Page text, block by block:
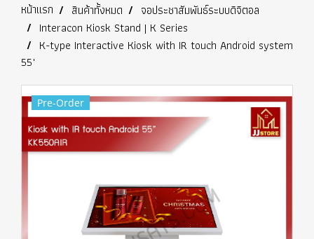
หน้าแรก สินค้าทั้งหมด
จอประชาสัมพันธ์ระบบดิจิตอล
Interacon Kiosk Stand | K Series
K-type Interactive Kiosk with IR touch Android system
55"
Pre-Order